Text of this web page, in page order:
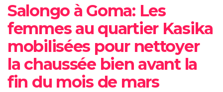
Salongo à Goma: Les
femmes au quartier Kasika
mobilisées pour nettoyer
la chaussée bien avant la
fin du mois de mars